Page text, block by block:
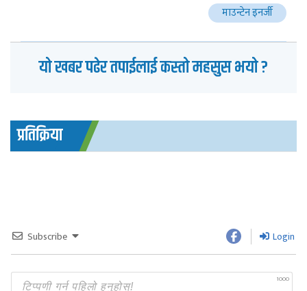
माउन्टेन इनर्जी
यो खबर पढेर तपाईलाई कस्तो महसुस भयो ?
प्रतिक्रिया
Subscribe Login
1000